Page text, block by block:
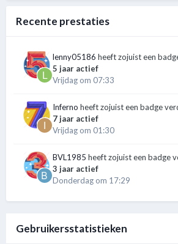
Recente prestaties
lenny05186 heeft zojuist een
5 jaar actief
Vrijdag om 07:33
Inferno heeft zojuist een badge
7 jaar actief
Vrijdag om 01:30
BVL1985 heeft zojuist een badge
3 jaar actief
Donderdag om 17:29
Gebruikersstatistieken